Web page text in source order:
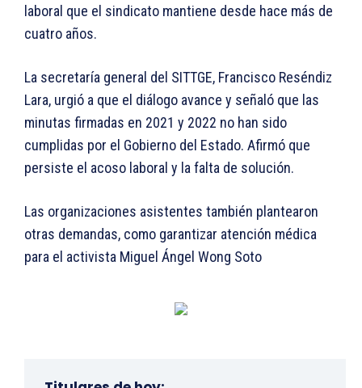
laboral que el sindicato mantiene desde hace más de
cuatro años.
La secretaría general del SITTGE, Francisco Reséndiz
Lara, urgió a que el diálogo avance y señaló que las
minutas firmadas en 2021 y 2022 no han sido
cumplidas por el Gobierno del Estado. Afirmó que
persiste el acoso laboral y la falta de solución.
Las organizaciones asistentes también plantearon
otras demandas, como garantizar atención médica
para el activista Miguel Ángel Wong Soto